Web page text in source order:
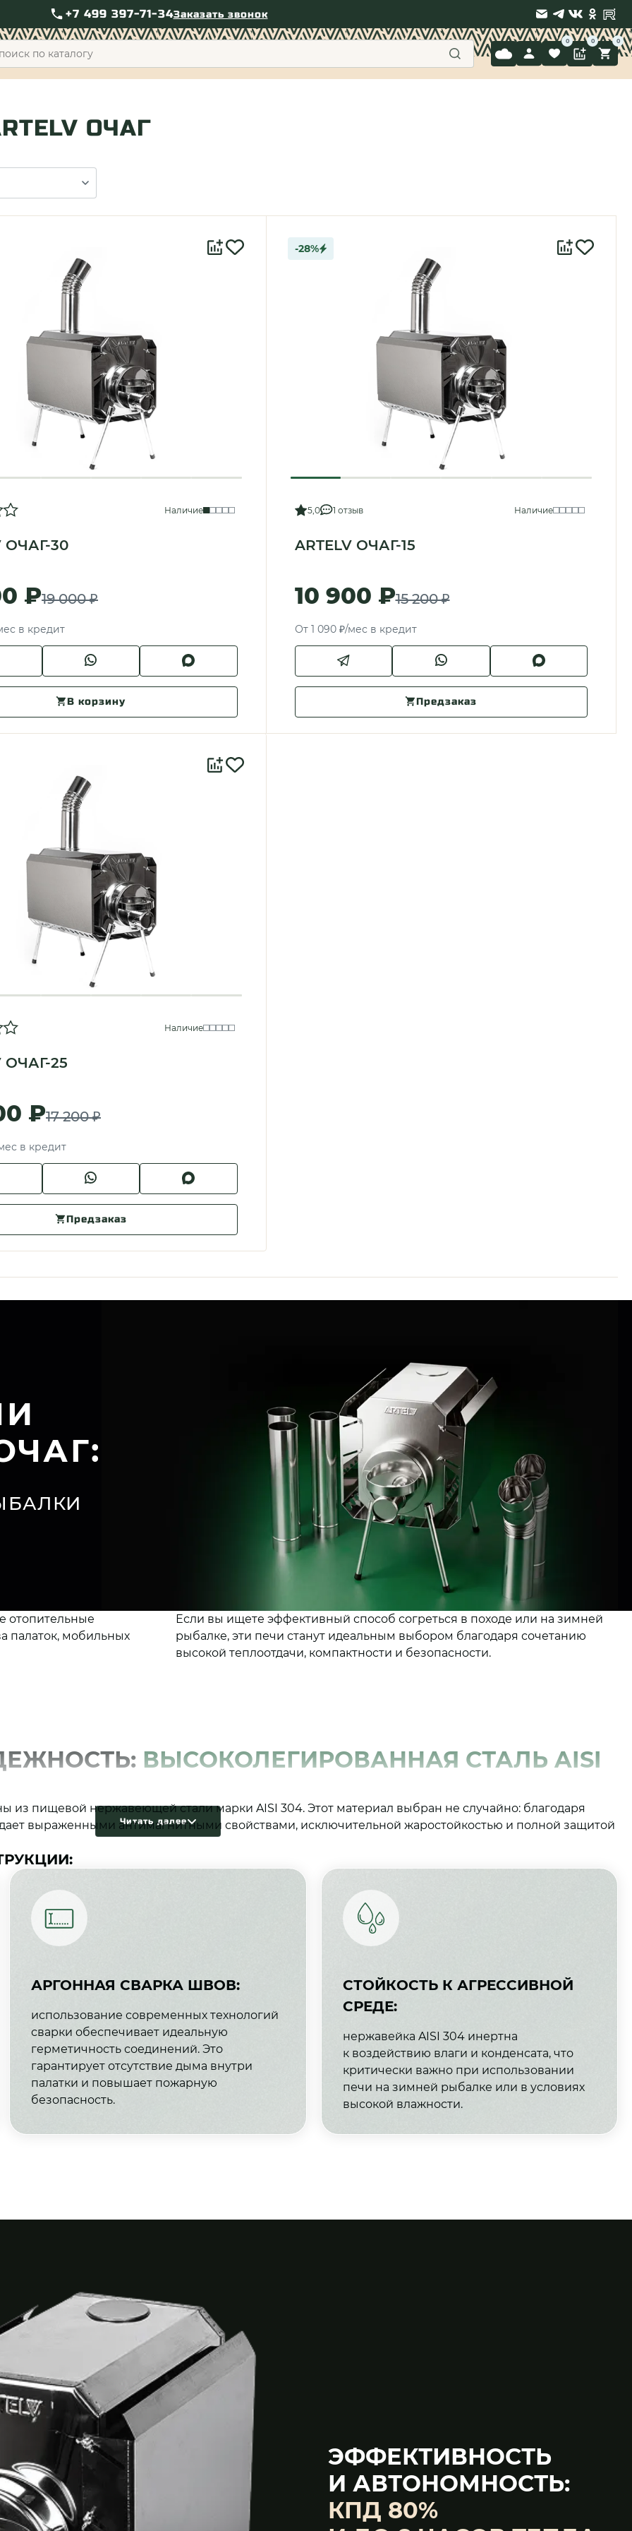
+7 499 397-71-34Заказать звонок
ОЧАГ
отопительные
палаток, мобильных
Если вы ищете эффективный способ согреться в походе или на зимней
рыбалке, эти печи станут идеальным выбором благодаря сочетанию
высокой теплоотдачи, компактности и безопасности.
ВЫСОКОЛЕГИРОВАННАЯ СТАЛЬ AISI
из пищевой нержавеющей стали марки AISI 304. Этот материал выбран не случайно: благодаря
выраженными антимагнитными свойствами, исключительной жаростойкостью и полной защитой
АРГОННАЯ СВАРКА ШВОВ:
использование современных технологий
сварки обеспечивает идеальную
герметичность соединений. Это
гарантирует отсутствие дыма внутри
палатки и повышает пожарную
безопасность.
СТОЙКОСТЬ К АГРЕССИВНОЙ
СРЕДЕ:
нержавейка AISI 304 инертна
к воздействию влаги и конденсата, что
критически важно при использовании
печи на зимней рыбалке или в условиях
высокой влажности.
ЭФФЕКТИВНОСТЬ
И АВТОНОМНОСТЬ:
КПД 80%
Читать далее
Наличие
ОЧАГ-30
₽19 000 ₽
в кредит
В корзину
-28%
5,0 1 отзыв Наличие
ARTELV ОЧАГ-15
10 900 ₽15 200 ₽
От 1 090 ₽/мес в кредит
Предзаказ
Наличие
ОЧАГ-25
₽17 200 ₽
в кредит
Предзаказ